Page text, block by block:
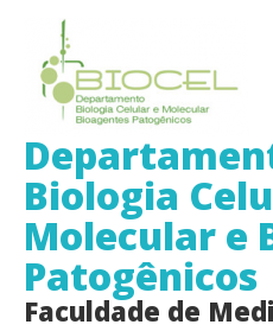
Biologia
Molecular e
Patogênicos
Faculdade de